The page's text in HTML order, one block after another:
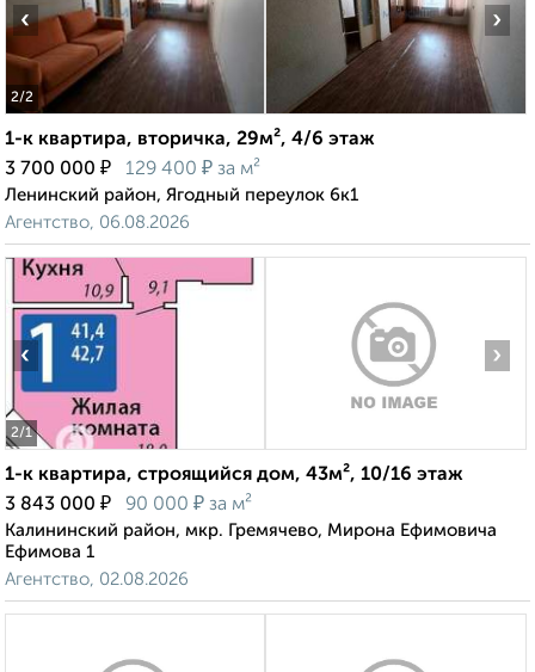
2/2
‹ ›
1-к квартира, вторичка, 29м², 4/6 этаж
3 700 000 ₽ 129 400 ₽ за м²
Ленинский район, Ягодный переулок 6к1
Агентство, 06.08.2026
2/1
‹ ›
1-к квартира, строящийся дом, 43м², 10/16 этаж
3 843 000 ₽ 90 000 ₽ за м²
Калининский район, мкр. Гремячево, Мирона Ефимовича
Ефимова 1
Агентство, 02.08.2026